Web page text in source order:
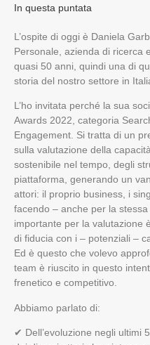
In questa puntata
L’ospite di oggi è Daniela
Personale, azienda di ricerca
quasi 50 anni, quindi una di
storia del nostro settore in
L’ho invitata perché la sua
Awards 2022, categoria
Engagement. Si tratta di un
sulla valutazione della
sostenibile nel tempo, degli
piattaforma, generando un
attori: il proprio business, i
facendo – anche per la
importante per la valutazione
di fiducia con i – potenziali –
Ed è questo che volevo
team è riuscito in questo
frenetico e competitivo.
Abbiamo parlato di:
✔ Dell’evoluzione negli ultimi